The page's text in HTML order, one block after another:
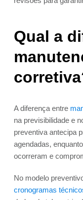
Qual a
A diferença entre
na previsibilidade e
preventiva antecipa
agendadas,
ocorreram e
No modelo
cronogramas